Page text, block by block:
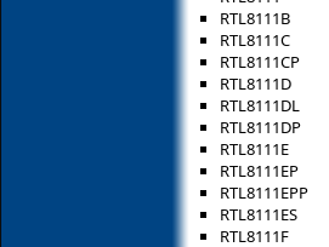
RTL8111B
RTL8111C
RTL8111CP
RTL8111D
RTL8111DL
RTL8111DP
RTL8111E
RTL8111EP
RTL8111EPP
RTL8111ES
RTL8111F